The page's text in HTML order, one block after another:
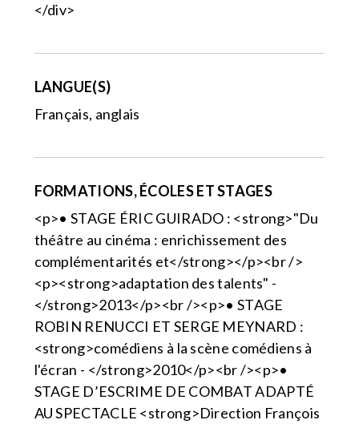
</div>
LANGUE(S)
Français, anglais
FORMATIONS, ÉCOLES ET STAGES
<p>• STAGE ÉRIC GUIRADO : <strong>"Du
théâtre au cinéma : enrichissement des
complémentarités et</strong></p><br />
<p><strong>adaptation des talents" -
</strong>2013</p><br /><p>• STAGE
ROBIN RENUCCI ET SERGE MEYNARD :
<strong>comédiens à la scène comédiens à
l'écran - </strong>2010</p><br /><p>•
STAGE D’ESCRIME DE COMBAT ADAPTÉ
AU SPECTACLE <strong>Direction François